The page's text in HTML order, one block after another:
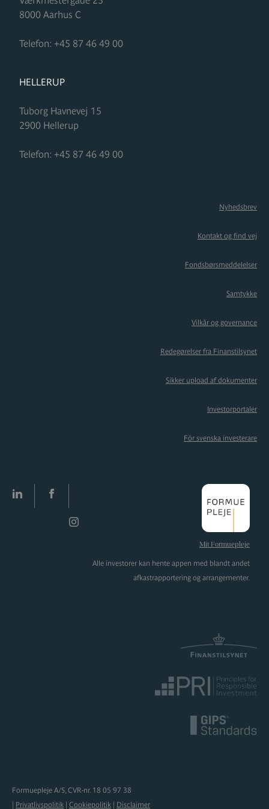
8000 Aarhus C
Telefon: +45 87 46 49 00
FORMUPLEJE
HELLERUP
Tuborg Havnevej 15
2900 Hellerup
Telefon: +45 87 46 49 00
Nyhedsbrev
Kontakt og find vej
Fondsbørsmeddelelser
Samtykke
Vilkår og governance
Redegørelser fra Finanstilsynet
Sikker upload af dokumenter
Investorportaler
För svenska investerare
Mit Formuepleje
Alle investorer kan hente appen med blandt andet
afkastrapportering og arrangementer.
Formuepleje A/S, CVR-nr. 18 05 97 38
Privatlivspolitik Cookiepolitik Disclaimer